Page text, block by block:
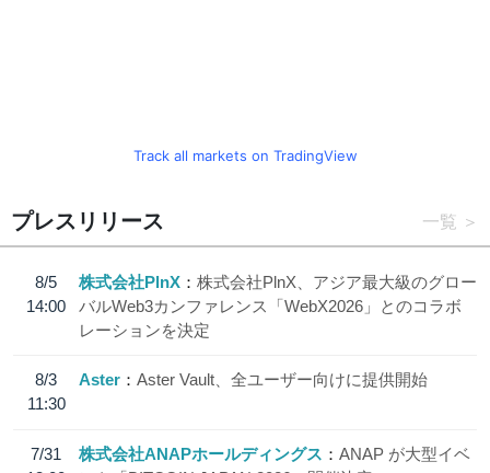
Track all markets on TradingView
プレスリリース 一覧
8/5
14:00
株式会社PlnX
株式会社PlnX、アジア最大級のグロー
バルWeb3カンファレンス「WebX2026」とのコラボ
レーションを決定
8/3
11:30
Aster Aster Vault、全ユーザー向けに提供開始
7/31
株式会社ANAPホールディングス
ANAP が大型イベ